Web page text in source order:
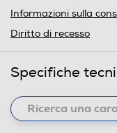
Informazioni sulla
Diritto di recesso
Specifiche